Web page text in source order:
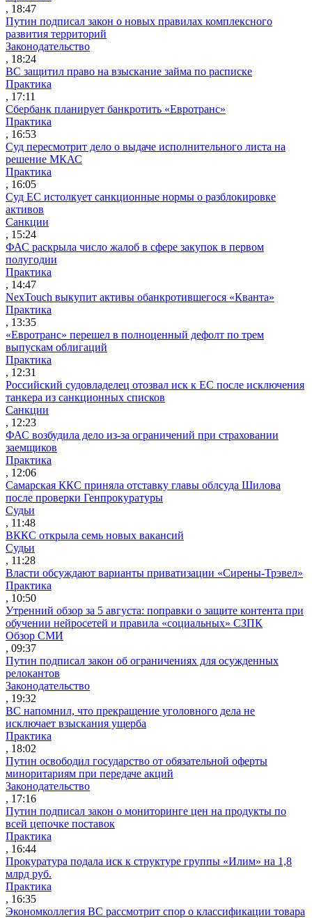
, 18:47
Путин подписал закон о новых правилах комплексного
развития территорий
Законодательство
, 18:24
ВС защитил право на взыскание займа по расписке
Практика
, 17:11
Сбербанк планирует банкротить «Евротранс»
Практика
, 16:53
Суд пересмотрит дело о выдаче исполнительного листа на
решение МКАС
Практика
, 16:05
Суд ЕС истолкует санкционные нормы о разблокировке
активов
Санкции
, 15:24
ФАС раскрыла число жалоб в сфере закупок в первом
полугодии
Практика
, 14:47
NexTouch выкупит активы обанкротившегося «Кванта»
Практика
, 13:35
«Евротранс» перешел в полноценный дефолт по трем
выпускам облигаций
Практика
, 12:31
Российский судовладелец отозвал иск к ЕС после исключения
танкера из санкционных списков
Санкции
, 12:23
ФАС возбудила дело из-за ограничений при страховании
заемщиков
Практика
, 12:06
Самарская ККС приняла отставку главы облсуда Шилова
после проверки Генпрокуратуры
Судьи
, 11:48
ВККС открыла семь новых вакансий
Судьи
, 11:28
Власти обсуждают варианты приватизации «Сирены-Трэвел»
Практика
, 10:50
Утренний обзор за 5 августа: поправки о защите контента при
обучении нейросетей и правила «социальных» СЗПК
Обзор СМИ
, 09:37
Путин подписал закон об ограничениях для осужденных
релокантов
Законодательство
, 19:32
ВС напомнил, что прекращение уголовного дела не
исключает взыскания ущерба
Практика
, 18:02
Путин освободил государство от обязательной оферты
миноритариям при передаче акций
Законодательство
, 17:16
Путин подписал закон о мониторинге цен на продукты по
всей цепочке поставок
Практика
, 16:44
Прокуратура подала иск к структуре группы «Илим» на 1,8
млрд руб.
Практика
, 16:35
Экономколлегия ВС рассмотрит спор о классификации товара